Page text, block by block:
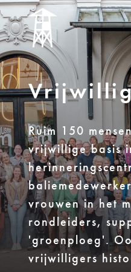
Ruim 150
vrijwillige basis
vrouwen in het
rondleiders,
'groenploeg'.
vrijwilligers